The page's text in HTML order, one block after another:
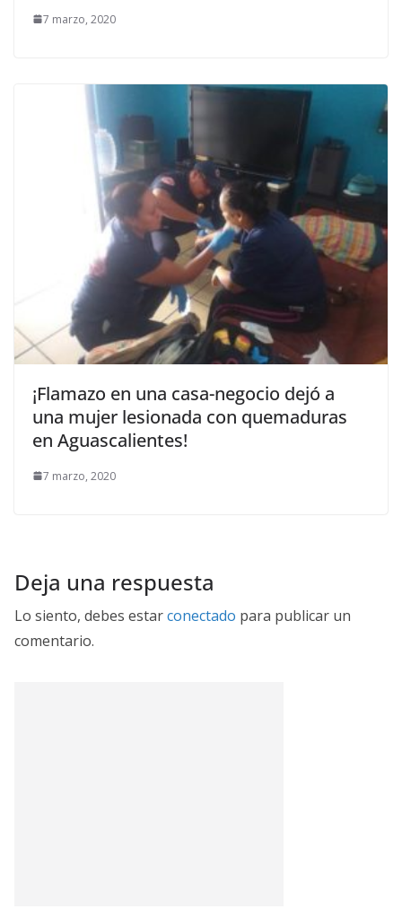
7 marzo, 2020
¡Flamazo en una casa-negocio dejó a
una mujer lesionada con quemaduras
en Aguascalientes!
7 marzo, 2020
Deja una respuesta
Lo siento, debes estarconectado para publicar un
comentario.